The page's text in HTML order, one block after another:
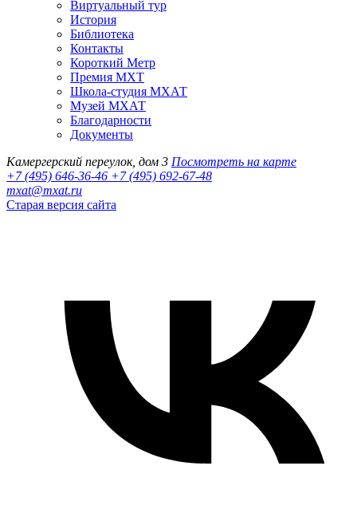
Виртуальный тур
История
Библиотека
Контакты
Короткий Метр
Премия МХТ
Школа-студия МХАТ
Музей МХАТ
Благодарности
Документы
Камергерский переулок, дом 3 Посмотреть на карте
+7 (495) 646-36-46 +7 (495) 692-67-48‬
mxat@mxat.ru
Старая версия сайта